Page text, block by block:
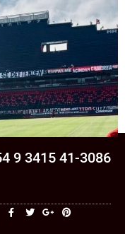
clave para
¿qué
9 3415 41-3086